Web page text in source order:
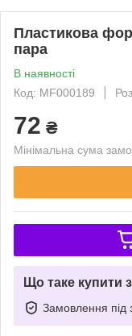
Пластикова
пара
В наявності
Код: MF000189
72 ₴
Мінімальна сума
Що таке купити
Замовлення під